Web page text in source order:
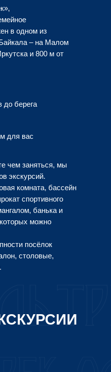
в одном из
– на Малом
и 800 м от
до берега
для вас
чем заняться, мы
экскурсий.
комната, бассейн
спортивного
банька и
можно
посёлок
столовые,